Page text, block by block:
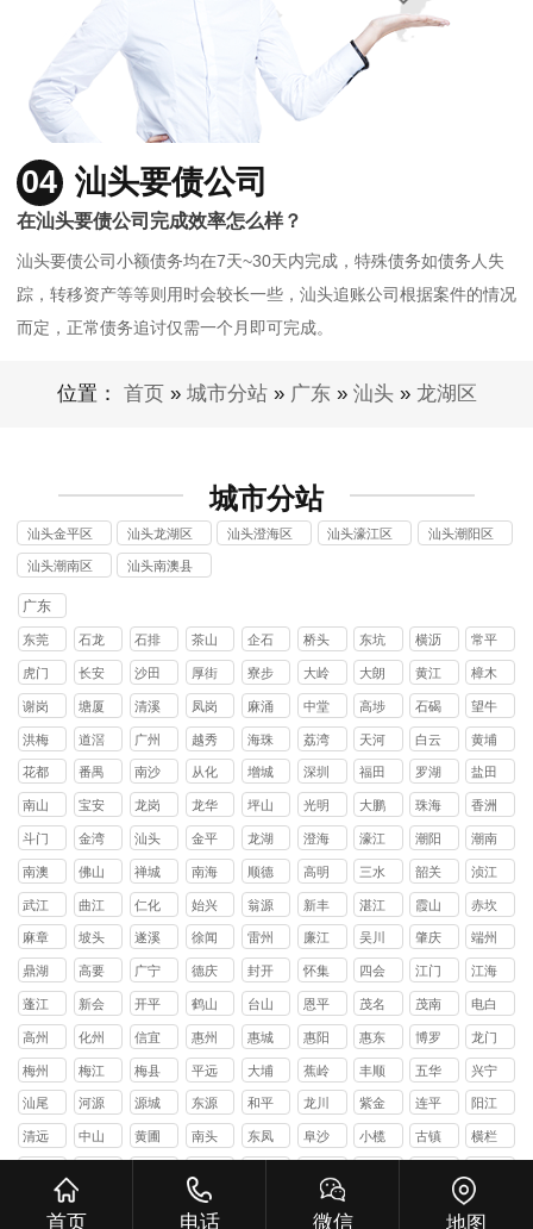
04 汕头要债公司
在汕头要债公司完成效率怎么样？
汕头要债公司小额债务均在7天~30天内完成，特殊债务如债务人失
踪，转移资产等等则用时会较长一些，汕头追账公司根据案件的情况
而定，正常债务追讨仅需一个月即可完成。
位置： 首页 » 城市分站» 广东» 汕头» 龙湖区
城市分站
汕头金平区
讨债公司
汕头龙湖区
讨债公司
汕头澄海区
汕头濠江区
汕头潮阳区
汕头潮南区
讨债公司
汕头南澳县
广东
东莞
石龙
镇
石排
镇
茶山
镇
企石
镇
桥头
镇
东坑
镇
横沥
镇
常平
镇
虎门
镇
长安
镇
沙田
镇
厚街
镇
寮步
镇
大岭
山镇
大朗
镇
黄江
镇
樟木
头镇
谢岗
镇
塘厦
镇
清溪
镇
凤岗
镇
麻涌
镇
中堂
镇
高埗
镇
石碣
镇
望牛
墩镇
洪梅
镇
道滘
镇
广州
越秀
区
海珠
区
荔湾
区
天河
区
白云
区
黄埔
区
花都
区
番禺
区
南沙
区
从化
区
增城
区
深圳
福田
区
罗湖
区
盐田
区
南山
区
宝安
区
龙岗
区
龙华
区
坪山
区
光明
区
大鹏
新区
珠海
香洲
区
斗门
区
金湾
区
汕头
金平
区
龙湖
区
澄海
区
濠江
区
潮阳
区
潮南
区
南澳
县
佛山
禅城
区
南海
区
顺德
区
高明
区
三水
区
韶关
浈江
区
武江
区
曲江
区
仁化
县
始兴
县
翁源
县
新丰
县
湛江
霞山
区
赤坎
区
麻章
区
坡头
区
遂溪
县
徐闻
县
雷州
市
廉江
市
吴川
市
肇庆
端州
区
鼎湖
区
高要
区
广宁
县
德庆
县
封开
县
怀集
县
四会
市
江门
江海
区
蓬江
区
新会
区
开平
县
鹤山
县
台山
县
恩平
县
茂名
茂南
区
电白
区
高州
市
化州
市
信宜
市
惠州
惠城
区
惠阳
区
惠东
县
博罗
县
龙门
县
梅州
梅江
区
梅县
区
平远
县
大埔
县
蕉岭
县
丰顺
县
五华
县
兴宁
市
汕尾 河源
源城
区
东源
县
和平
县
龙川
县
紫金
县
连平
县
阳江
清远 中山
黄圃
镇
南头
镇
东凤
镇
阜沙
镇
小榄
镇
古镇
镇
横栏
镇
镇
惠来
普宁
郁南
首页 电话 微信 地图